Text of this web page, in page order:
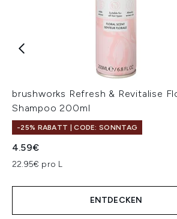
brushworks Refresh & Revitalise
Shampoo 200ml
-25% RABATT | CODE: SONNTAG
4.59€
22.95€ pro L
ENTDECKEN